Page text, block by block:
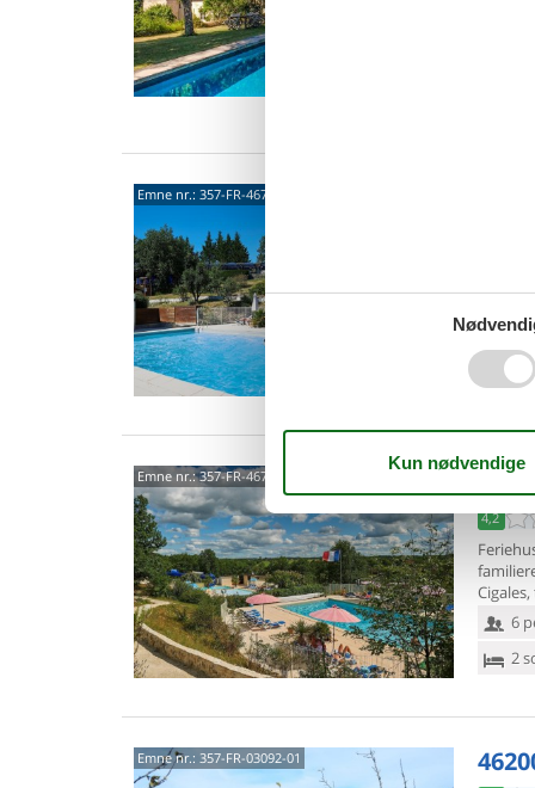
Emne nr.: 357-FR-46700-32
4
1
Emne nr.:357-FR-46700-37
4,2
6
2
Emne nr.: 357-FR-03092-01